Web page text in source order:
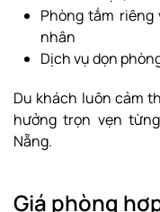
Phòng tắm
nhân
Dịch vụ dọn
Du khách luôn cảm
hưởng trọn vẹn
Nẵng.
Giá phòng